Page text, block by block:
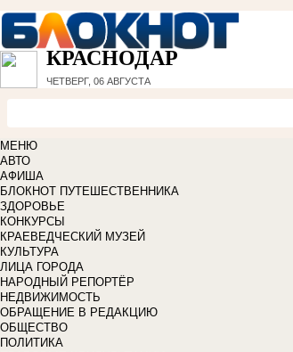
КРАСНОДАР
ЧЕТВЕРГ, 06 АВГУСТА
МЕНЮ
АВТО
АФИША
БЛОКНОТ ПУТЕШЕСТВЕННИКА
ЗДОРОВЬЕ
КОНКУРСЫ
КРАЕВЕДЧЕСКИЙ МУЗЕЙ
КУЛЬТУРА
ЛИЦА ГОРОДА
НАРОДНЫЙ РЕПОРТЁР
НЕДВИЖИМОСТЬ
ОБРАЩЕНИЕ В РЕДАКЦИЮ
ОБЩЕСТВО
ПОЛИТИКА